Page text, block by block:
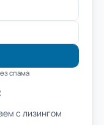
спама
с лизингом